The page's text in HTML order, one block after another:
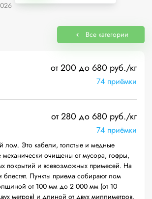
Все категории
от 200 до 680 руб./кг
74 приёмки
от 280 до 680 руб./кг
74 приёмки
лом. Это кабели, толстые и медные
механически очищены от мусора, гофры,
покрытий и всевозможных примесей. На
блестят. Пункты приема собирают лом
от 100 мм до 2 000 мм (от 10
метров) и длиной от двух миллиметров.